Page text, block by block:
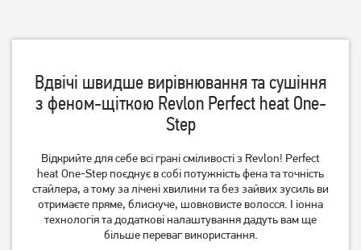
Essential BHS375/00
1 149грн
Essential BHS376/00
1 549грн
Вдвічі швидше вирівнювання та сушіння
з феном-щіткою Revlon Perfect heat One-
Step
Відкрийте для себе всі грані сміливості з Revlon! Perfect
heat One-Step поєднує в собі потужність фена та точність
стайлера, а тому за лічені хвилини та без зайвих зусиль ви
отримаєте пряме, блискуче, шовковисте волосся. І іонна
технологія та додаткові налаштування дадуть вам ще
більше переваг використання.